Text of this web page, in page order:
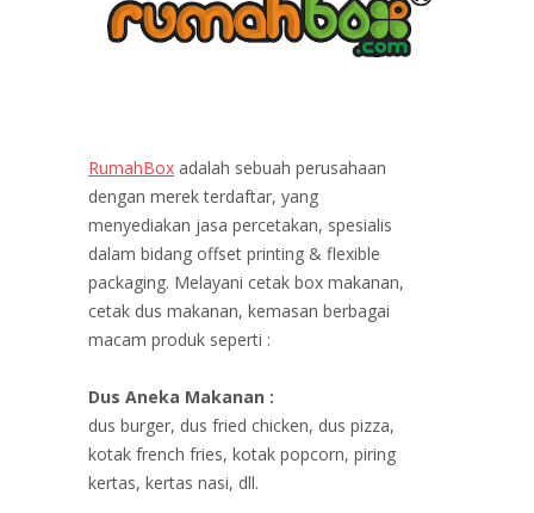
RumahBox adalah sebuah perusahaan
dengan merek terdaftar, yang
menyediakan jasa percetakan, spesialis
dalam bidang offset printing & flexible
packaging. Melayani cetak box makanan,
cetak dus makanan, kemasan berbagai
macam produk seperti :
Dus Aneka Makanan :
dus burger, dus fried chicken, dus pizza,
kotak french fries, kotak popcorn, piring
kertas, kertas nasi, dll.